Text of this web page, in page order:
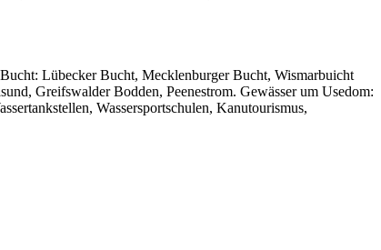
Lübecker Bucht, Mecklenburger Bucht, Wismarbuicht
Greifswalder Bodden, Peenestrom. Gewässer um Usedom:
Wassersportschulen, Kanutourismus,